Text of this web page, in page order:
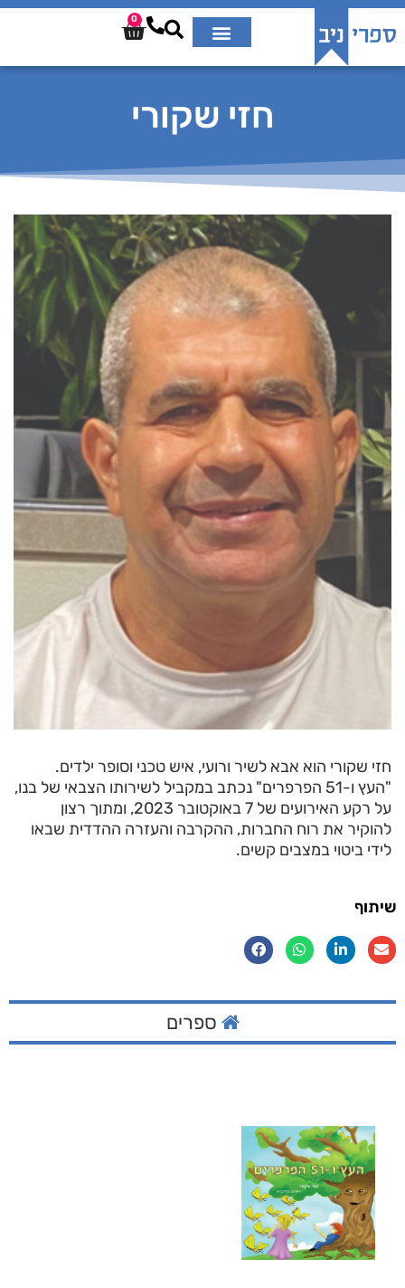
0
חזי שקורי
חזי שקורי הוא אבא לשיר ורועי, איש טכני וסופר ילדים.
"העץ ו-51 הפרפרים" נכתב במקביל לשירותו הצבאי של בנו,
על רקע האירועים של 7 באוקטובר 2023, ומתוך רצון
להוקיר את רוח החברות, ההקרבה והעזרה ההדדית שבאו
לידי ביטוי במצבים קשים.
שיתוף
ספרים